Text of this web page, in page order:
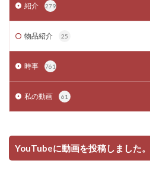
紹介 279
物品紹介 25
時事 761
私の動画 61
YouTubeに動画を投稿しました。